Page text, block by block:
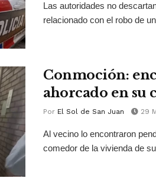
Las autoridades no
relacionado con el robo de
Conmoción:
ahorcado en su
Por El Sol de San Juan 29
Al vecino lo encontraron
comedor de la vivienda de